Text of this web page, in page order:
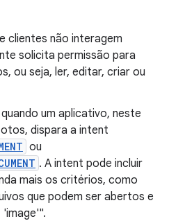
clientes não interagem
solicita permissão para
ou seja, ler, editar, criar ou
um aplicativo, neste
dispara a intent
ou
. A intent pode incluir
mais os critérios, como
que podem ser abertos e
'image'".